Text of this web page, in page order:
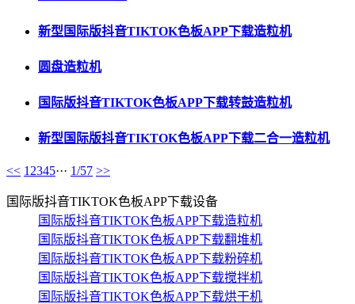
新型国际版抖音TIKTOK色板APP下载造粒机
圆盘造粒机
国际版抖音TIKTOK色板APP下载转鼓造粒机
新型国际版抖音TIKTOK色板APP下载二合一造粒机
<< 1 2345··· 1/57 >>
国际版抖音TIKTOK色板APP下载设备
国际版抖音TIKTOK色板APP下载造粒机
国际版抖音TIKTOK色板APP下载翻堆机
国际版抖音TIKTOK色板APP下载粉碎机
国际版抖音TIKTOK色板APP下载搅拌机
国际版抖音TIKTOK色板APP下载烘干机